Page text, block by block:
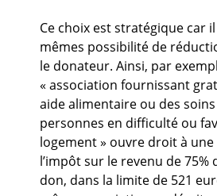
Ce choix est stratégique car
mêmes possibilité de
le donateur. Ainsi, par
« association fournissant
aide alimentaire ou des
personnes en difficulté ou
logement » ouvre droit à
l’impôt sur le revenu de
don, dans la limite de 521